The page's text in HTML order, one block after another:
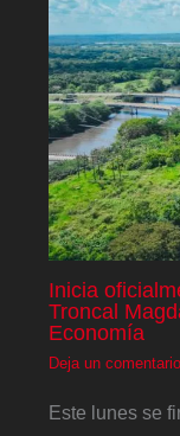
Inicia
Troncal
Economía
Deja un comentario
Este lunes se